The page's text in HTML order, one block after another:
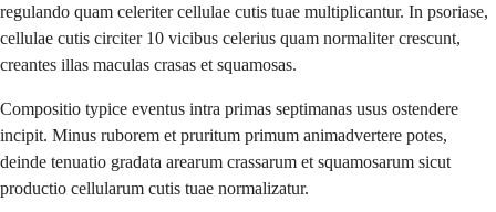
regulando quam celeriter cellulae cutis tuae multiplicantur. In psoriase,
cellulae cutis circiter 10 vicibus celerius quam normaliter crescunt,
creantes illas maculas crasas et squamosas.
Compositio typice eventus intra primas septimanas usus ostendere
incipit. Minus ruborem et pruritum primum animadvertere potes,
deinde tenuatio gradata arearum crassarum et squamosarum sicut
productio cellularum cutis tuae normalizatur.